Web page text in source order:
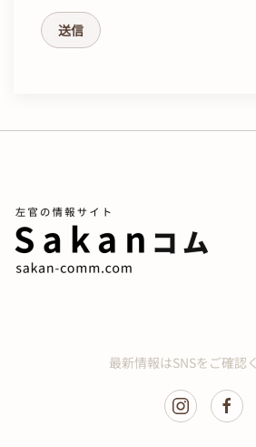
送信
最新情報はSNSをご確認